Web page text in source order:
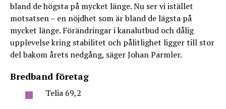
bland de högsta på mycket länge. Nu ser vi istället
motsatsen – en nöjdhet som är bland de lägsta på
mycket länge. Förändringar i kanalutbud och dålig
upplevelse kring stabilitet och pålitlighet ligger till stor
del bakom årets nedgång, säger Johan Parmler.
Bredband företag
Telia 69,2